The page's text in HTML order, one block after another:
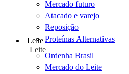
Mercado futuro
Atacado e varejo
Reposição
Proteínas Alternativas
Leite
Leite
Ordenha Brasil
Mercado do Leite